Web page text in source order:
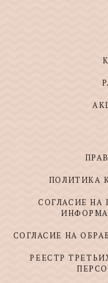
ПОЛИТИКА
СОГЛАСИЕ НА
СОГЛАСИЕ НА
РЕЕСТР